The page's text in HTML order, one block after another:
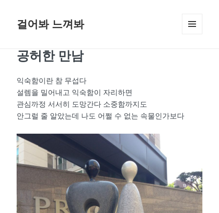
걸어봐 느껴봐
공허한 만남
익숙함이란 참 무섭다
설렘을 밀어내고 익숙함이 자리하면
관심까정 서서히 도망간다 소중함까지도
안그럴 줄 알았는데 나도 어쩔 수 없는 속물인가보다